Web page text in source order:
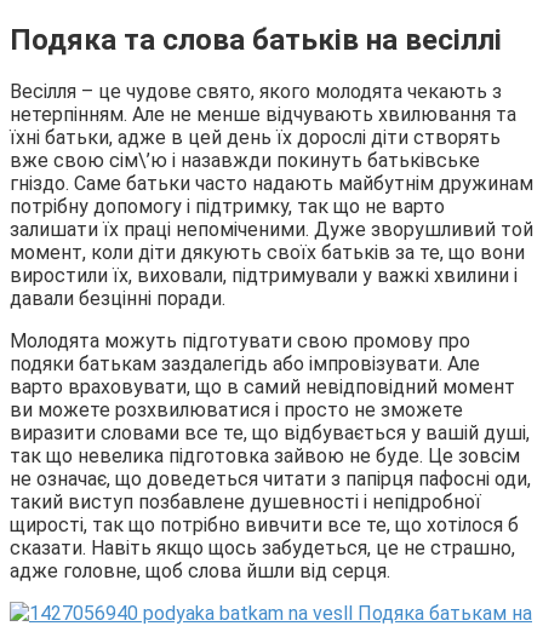
Подяка та слова батьків на весіллі
Весілля – це чудове свято, якого молодята чекають з
нетерпінням. Але не менше відчувають хвилювання та
їхні батьки, адже в цей день їх дорослі діти створять
вже свою сім\’ю і назавжди покинуть батьківське
гніздо. Саме батьки часто надають майбутнім дружинам
потрібну допомогу і підтримку, так що не варто
залишати їх праці непоміченими. Дуже зворушливий той
момент, коли діти дякують своїх батьків за те, що вони
виростили їх, виховали, підтримували у важкі хвилини і
давали безцінні поради.
Молодята можуть підготувати свою промову про
подяки батькам заздалегідь або імпровізувати. Але
варто враховувати, що в самий невідповідний момент
ви можете розхвилюватися і просто не зможете
виразити словами все те, що відбувається у вашій душі,
так що невелика підготовка зайвою не буде. Це зовсім
не означає, що доведеться читати з папірця пафосні оди,
такий виступ позбавлене душевності і непідробної
щирості, так що потрібно вивчити все те, що хотілося б
сказати. Навіть якщо щось забудеться, це не страшно,
адже головне, щоб слова йшли від серця.